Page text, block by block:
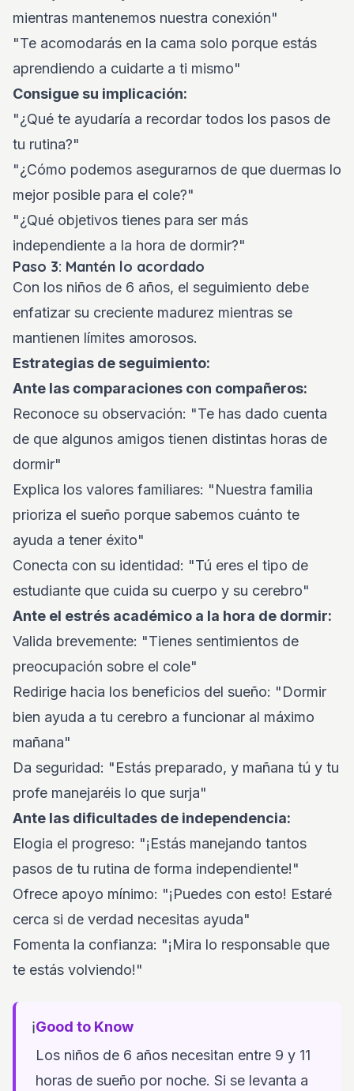
mientras mantenemos nuestra conexión"
"Te acomodarás en la cama solo porque estás
aprendiendo a cuidarte a ti mismo"
Consigue su implicación:
"¿Qué te ayudaría a recordar todos los pasos de
tu rutina?"
"¿Cómo podemos asegurarnos de que duermas lo
mejor posible para el cole?"
"¿Qué objetivos tienes para ser más
independiente a la hora de dormir?"
Paso 3: Mantén lo acordado
Con los niños de 6 años, el seguimiento debe
enfatizar su creciente madurez mientras se
mantienen límites amorosos.
Estrategias de seguimiento:
Ante las comparaciones con compañeros:
Reconoce su observación: "Te has dado cuenta
de que algunos amigos tienen distintas horas de
dormir"
Explica los valores familiares: "Nuestra familia
prioriza el sueño porque sabemos cuánto te
ayuda a tener éxito"
Conecta con su identidad: "Tú eres el tipo de
estudiante que cuida su cuerpo y su cerebro"
Ante el estrés académico a la hora de dormir:
Valida brevemente: "Tienes sentimientos de
preocupación sobre el cole"
Redirige hacia los beneficios del sueño: "Dormir
bien ayuda a tu cerebro a funcionar al máximo
mañana"
Da seguridad: "Estás preparado, y mañana tú y tu
profe manejaréis lo que surja"
Ante las dificultades de independencia:
Elogia el progreso: "¡Estás manejando tantos
pasos de tu rutina de forma independiente!"
Ofrece apoyo mínimo: "¡Puedes con esto! Estaré
cerca si de verdad necesitas ayuda"
Fomenta la confianza: "¡Mira lo responsable que
te estás volviendo!"
ℹ️Good to Know
Los niños de 6 años necesitan entre 9 y 11
horas de sueño por noche. Si se levanta a